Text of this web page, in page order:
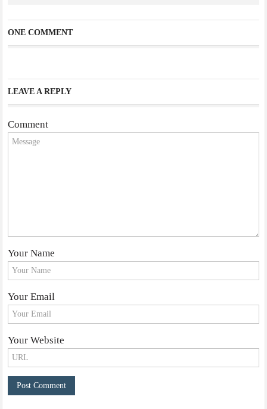
ONE COMMENT
LEAVE A REPLY
Comment
Your Name
Your Email
Your Website